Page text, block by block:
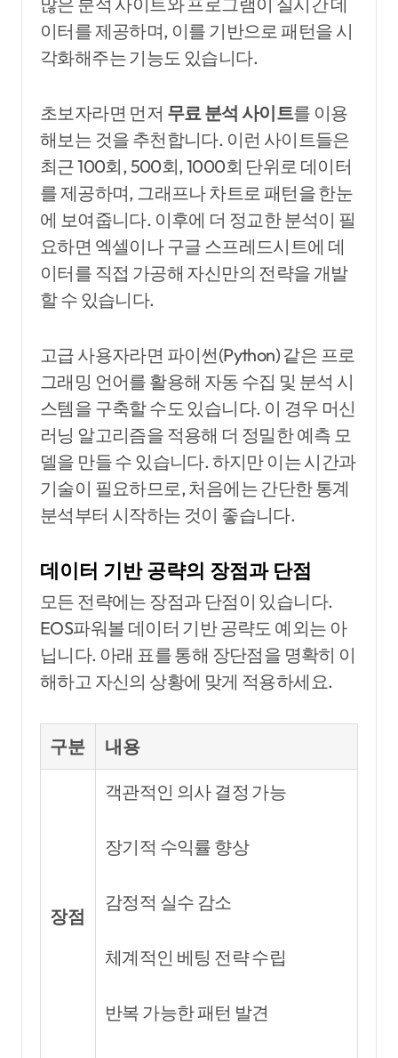
이터를 제공하며, 이를 기반으로 패턴을 시
각화해주는 기능도 있습니다.
초보자라면 먼저 무료 분석 사이트를 이용
해보는 것을 추천합니다. 이런 사이트들은
최근 100회, 500회, 1000회 단위로 데이터
를 제공하며, 그래프나 차트로 패턴을 한눈
에 보여줍니다. 이후에 더 정교한 분석이 필
요하면 엑셀이나 구글 스프레드시트에 데
이터를 직접 가공해 자신만의 전략을 개발
할 수 있습니다.
고급 사용자라면 파이썬(Python) 같은 프로
그래밍 언어를 활용해 자동 수집 및 분석 시
스템을 구축할 수도 있습니다. 이 경우 머신
러닝 알고리즘을 적용해 더 정밀한 예측 모
델을 만들 수 있습니다. 하지만 이는 시간과
기술이 필요하므로, 처음에는 간단한 통계
분석부터 시작하는 것이 좋습니다.
데이터 기반 공략의 장점과 단점
모든 전략에는 장점과 단점이 있습니다.
EOS파워볼 데이터 기반 공략도 예외는 아
닙니다. 아래 표를 통해 장단점을 명확히 이
해하고 자신의 상황에 맞게 적용하세요.
구분 내용
장점
객관적인 의사 결정 가능
장기적 수익률 향상
감정적 실수 감소
체계적인 베팅 전략 수립
반복 가능한 패턴 발견